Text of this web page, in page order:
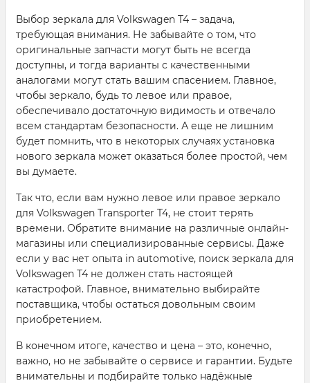
Выбор зеркала для Volkswagen T4 – задача,
требующая внимания. Не забывайте о том, что
оригинальные запчасти могут быть не всегда
доступны, и тогда варианты с качественными
аналогами могут стать вашим спасением. Главное,
чтобы зеркало, будь то левое или правое,
обеспечивало достаточную видимость и отвечало
всем стандартам безопасности. А еще не лишним
будет помнить, что в некоторых случаях установка
нового зеркала может оказаться более простой, чем
вы думаете.
Так что, если вам нужно левое или правое зеркало
для Volkswagen Transporter T4, не стоит терять
времени. Обратите внимание на различные онлайн-
магазины или специализированные сервисы. Даже
если у вас нет опыта in automotive, поиск зеркала для
Volkswagen T4 не должен стать настоящей
катастрофой. Главное, внимательно выбирайте
поставщика, чтобы остаться довольным своим
приобретением.
В конечном итоге, качество и цена – это, конечно,
важно, но не забывайте о сервисе и гарантии. Будьте
внимательны и подбирайте только надёжные